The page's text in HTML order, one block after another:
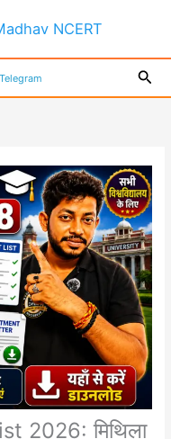
NCERT
Telegram
2026: मिथिला